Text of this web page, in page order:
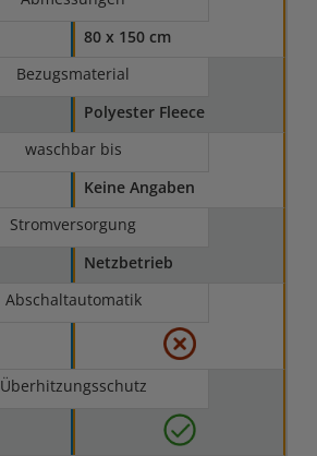
80 x 150 cm
Bezugsmaterial
Polyester Fleece
waschbar bis
Keine Angaben
Stromversorgung
Netzbetrieb
Abschaltautomatik
Überhitzungsschutz